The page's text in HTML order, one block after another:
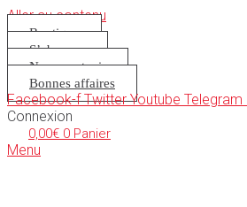
Aller au contenu
Boutique
S’abonner
Nous soutenir
Bonnes affaires
Facebook-f Twitter Youtube Telegram
Connexion
0,00€ 0 Panier
Menu